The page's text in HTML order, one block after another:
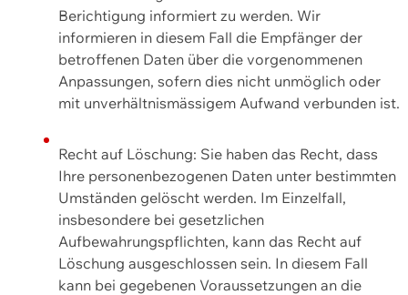
Berichtigung informiert zu werden. Wir
informieren in diesem Fall die Empfänger der
betroffenen Daten über die vorgenommenen
Anpassungen, sofern dies nicht unmöglich oder
mit unverhältnismässigem Aufwand verbunden ist.
Recht auf Löschung: Sie haben das Recht, dass
Ihre personenbezogenen Daten unter bestimmten
Umständen gelöscht werden. Im Einzelfall,
insbesondere bei gesetzlichen
Aufbewahrungspflichten, kann das Recht auf
Löschung ausgeschlossen sein. In diesem Fall
kann bei gegebenen Voraussetzungen an die